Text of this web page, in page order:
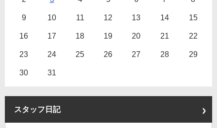
9 10 11 12 13 14 15
16 17 18 19 20 21 22
23 24 25 26 27 28 29
30 31
スタッフ日記